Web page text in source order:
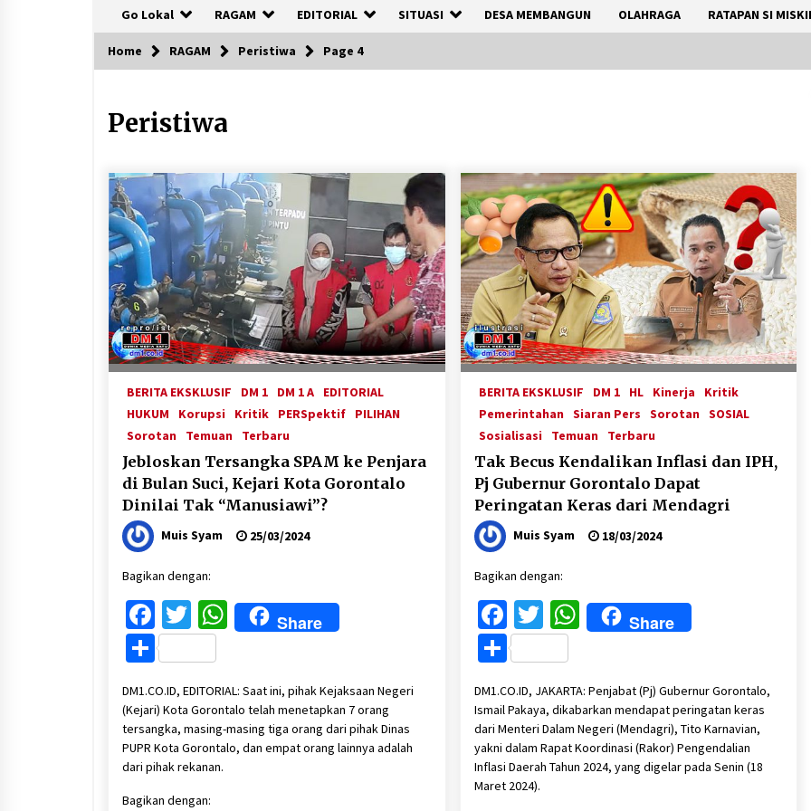
Go Lokal RAGAM EDITORIAL SITUASI DESA MEMBANGUN OLAHRAGA RATAPAN SI
Home RAGAM Peristiwa Page 4
Peristiwa
BERITA EKSKLUSIF DM 1 DM 1 A
EDITORIAL
HUKUM
Korupsi Kritik PERSpektif
PILIHAN
Sorotan
Temuan Terbaru
Jebloskan Tersangka SPAM ke Penjara
di Bulan Suci, Kejari Kota Gorontalo
Dinilai Tak “Manusiawi”?
Muis Syam 25/03/2024
Bagikan dengan:
Facebook
Twitter
WhatsApp
Share
Share
DM1.CO.ID, EDITORIAL: Saat ini, pihak Kejaksaan Negeri
(Kejari) Kota Gorontalo telah menetapkan 7 orang
tersangka, masing-masing tiga orang dari pihak Dinas
PUPR Kota Gorontalo, dan empat orang lainnya adalah
dari pihak rekanan.
Bagikan dengan:
BERITA EKSKLUSIF DM 1 HL Kinerja
Kritik
Pemerintahan Siaran Pers Sorotan SOSIAL
Sosialisasi
Temuan Terbaru
Tak Becus Kendalikan Inflasi dan IPH,
Pj Gubernur Gorontalo Dapat
Peringatan Keras dari Mendagri
Muis Syam 18/03/2024
Bagikan dengan:
Facebook
Twitter
WhatsApp
Share
Share
DM1.CO.ID, JAKARTA: Penjabat (Pj) Gubernur Gorontalo,
Ismail Pakaya, dikabarkan mendapat peringatan keras
dari Menteri Dalam Negeri (Mendagri), Tito Karnavian,
yakni dalam Rapat Koordinasi (Rakor) Pengendalian
Inflasi Daerah Tahun 2024, yang digelar pada Senin (18
Maret 2024).